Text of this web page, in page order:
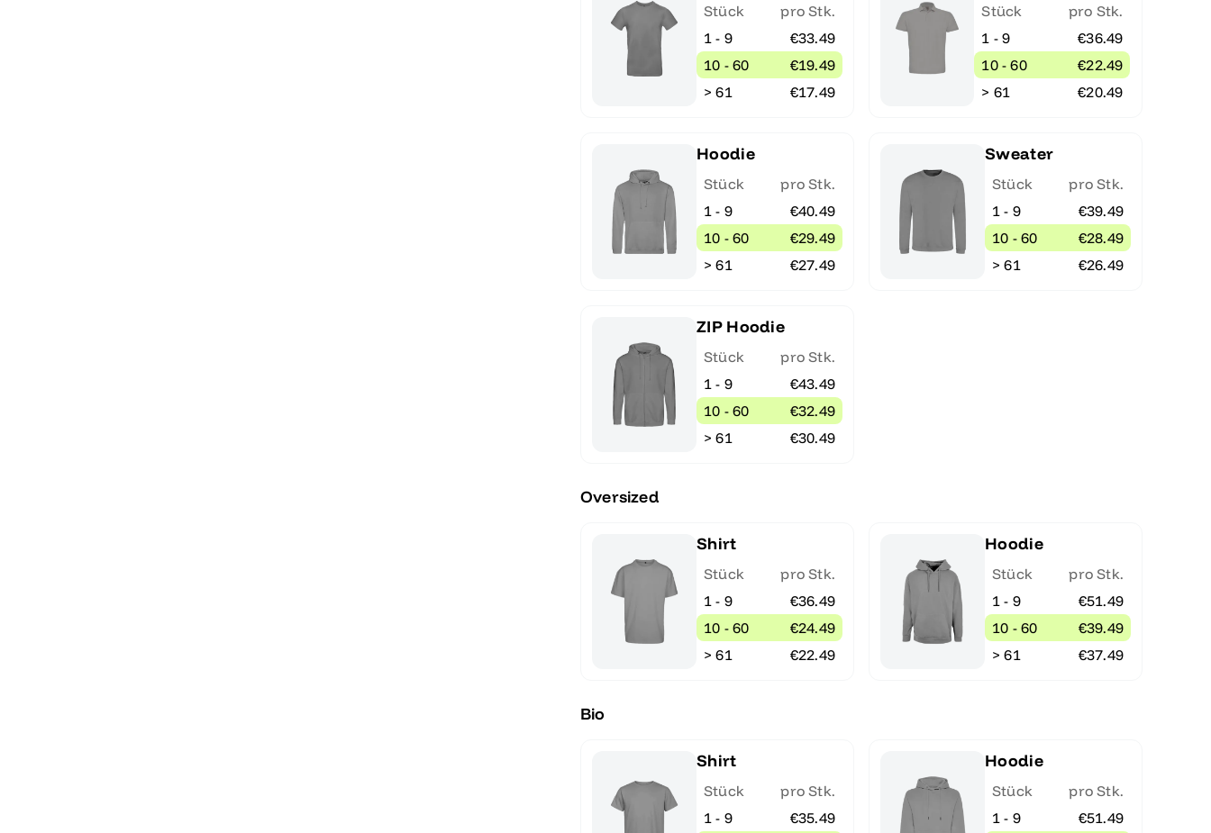
Stück
pro Stk.
1 - 9
€33.49
10 - 60
€19.49
> 61
€17.49
Stück
pro Stk.
1 - 9
€36.49
10 - 60
€22.49
> 61
€20.49
Hoodie
Stück
pro Stk.
1 - 9
€40.49
10 - 60
€29.49
> 61
€27.49
Sweater
Stück
pro Stk.
1 - 9
€39.49
10 - 60
€28.49
> 61
€26.49
ZIP Hoodie
Stück
pro Stk.
1 - 9
€43.49
10 - 60
€32.49
> 61
€30.49
Oversized
Shirt
Stück
pro Stk.
1 - 9
€36.49
10 - 60
€24.49
> 61
€22.49
Hoodie
Stück
pro Stk.
1 - 9
€51.49
10 - 60
€39.49
> 61
€37.49
Bio
Shirt
Stück
pro Stk.
1 - 9
€35.49
Hoodie
Stück
pro Stk.
1 - 9
€51.49